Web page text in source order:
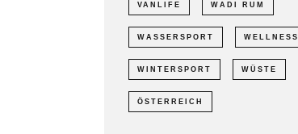
VANLIFE WADI RUM
WASSERSPORT WELLNESS
WINTERSPORT WÜSTE
ÖSTERREICH